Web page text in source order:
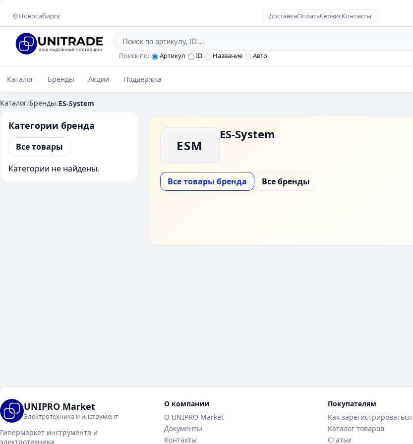
Новосибирск ДоставкаОплатаСервисКонтакты
Поиск по: Артикул ID Название Авто
Каталог Бренды Акции Поддержка
Каталог/Бренды/ES-System
Категории бренда
Все товары
Категории не найдены.
ESM
ES-System
Все товары бренда Все бренды
UNIPRO Market
Электротехника и инструмент
Гипермаркет инструмента и
электротехники
О компании
О UNIPRO Market
Документы
Контакты
Покупателям
Как зарегистрироваться
Каталог товаров
Статьи